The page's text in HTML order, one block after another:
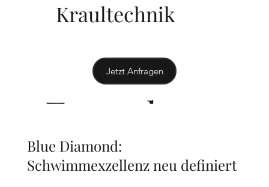
Kraultechnik
Jetzt Anfragen
Erwachsen
e
Blue Diamond:
Schwimmexzellenz neu definiert